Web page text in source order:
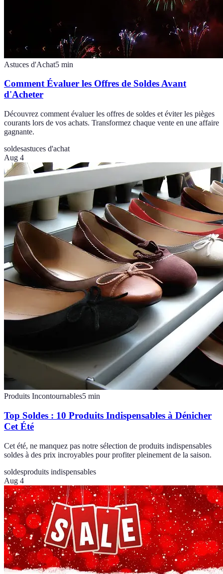
Astuces d'Achat5 min
Comment Évaluer les Offres de Soldes Avant
d'Acheter
Découvrez comment évaluer les offres de soldes et éviter les pièges
courants lors de vos achats. Transformez chaque vente en une affaire
gagnante.
soldesastuces d'achat
Aug 4
Produits Incontournables5 min
Top Soldes : 10 Produits Indispensables à Dénicher
Cet Été
Cet été, ne manquez pas notre sélection de produits indispensables
soldes à des prix incroyables pour profiter pleinement de la saison.
soldesproduits indispensables
Aug 4